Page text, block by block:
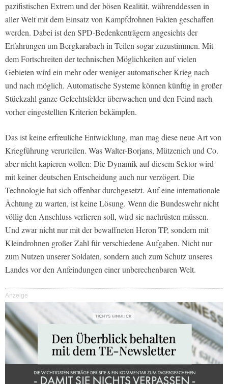
pazifistischen Extrem und der bösen Realität, währenddessen in
aller Welt mit dem Einsatz von Kampfdrohnen Fakten geschaffen
werden. Dabei ist den SPD-Bedenkenträgern angesichts der
Erfahrungen um Bergkarabach in Teilen sogar zuzustimmen. Mit
dem Fortschreiten der technischen Möglichkeiten auf vielen
Gebieten wird ein mehr oder weniger automatischer Krieg nach
und nach möglich. Automatische Systeme können künftig in großer
Stückzahl ganze Gefechtsfelder überwachen und den Feind nach
vorher eingestellten Kriterien bekämpfen.
Das ist keine erfreuliche Entwicklung, man mag diese neue Art von
Kriegführung verurteilen. Was Walter-Borjans, Mützenich und Co.
aber nicht kapieren wollen: Die Dynamik auf diesem Sektor wird
mit keiner deutschen Entscheidung auch nur verzögert. Die
Technologie hat sich offenbar durchgesetzt. Auf eine internationale
Ächtung zu warten, ist keine Lösung. Wenn die Bundeswehr nicht
völlig den Anschluss verlieren soll, wird sie nachrüsten müssen.
Und zwar nicht nur mit der bewaffneten Heron TP, sondern mit
Kleindrohnen großer Zahl für verschiedene Aufgaben. Nicht nur
zum Nutzen unserer Soldaten, sondern auch zum Schutz unseres
Landes vor den Anfeindungen einer unberechenbaren Welt.
Anzeige